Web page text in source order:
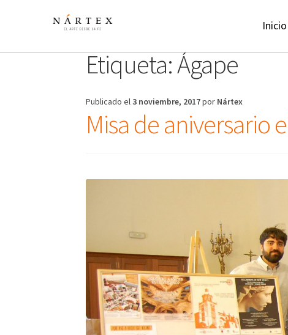
navegación
Inicio
Etiqueta:Ágape
Publicado el3 noviembre, 2017por Nártex
Misa de aniversario